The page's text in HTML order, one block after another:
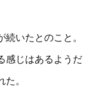
いたとのこと。
感じはあるようだ
。